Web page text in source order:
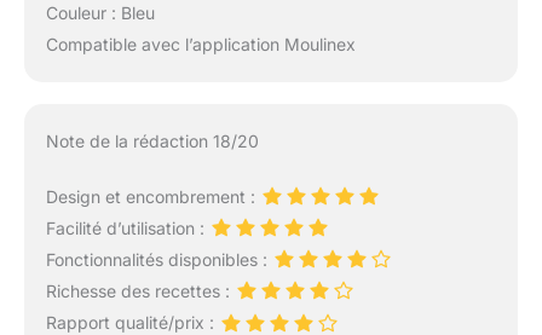
Couleur : Bleu
Compatible avec l’application Moulinex
Note de la rédaction 18/20
Design et encombrement :
Facilité d’utilisation :
Fonctionnalités disponibles :
Richesse des recettes :
Rapport qualité/prix :